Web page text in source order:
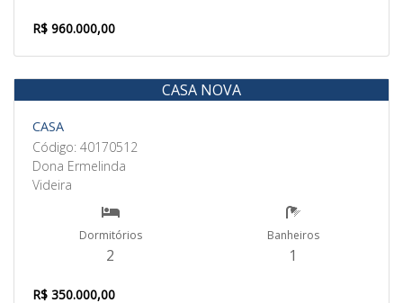
R$ 960.000,00
Venda
CASA NOVA
CASA
Código: 40170512
Dona Ermelinda
Videira
Dormitórios
2
Banheiros
1
R$ 350.000,00